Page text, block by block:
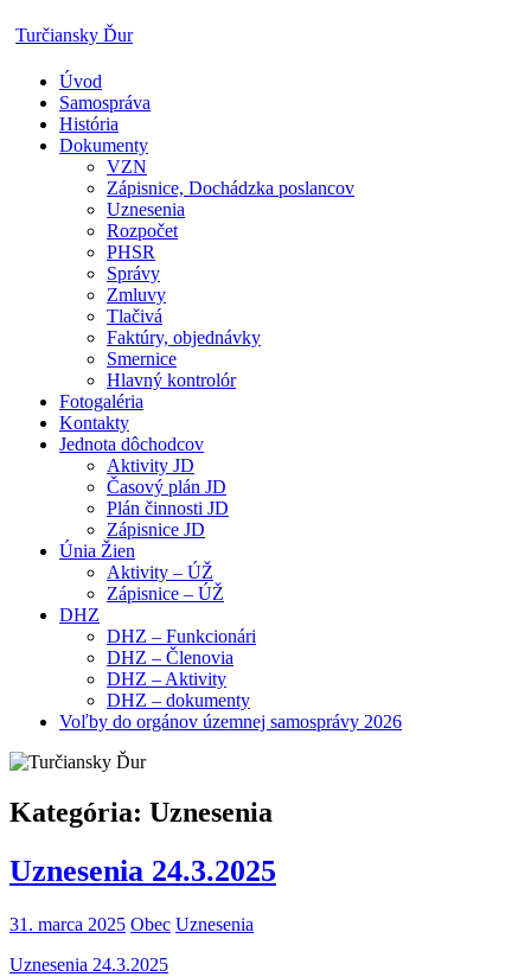
Skip
to
content
Turčiansky Ďur
Oficiálne
stránky
obce
Turčiansky
Úvod
Samospráva
História
Dokumenty
VZN
Zápisnice, Dochádzka poslancov
Uznesenia
Rozpočet
PHSR
Správy
Zmluvy
Tlačivá
Faktúry, objednávky
Smernice
Hlavný kontrolór
Fotogaléria
Kontakty
Jednota dôchodcov
Aktivity JD
Časový plán JD
Plán činnosti JD
Zápisnice JD
Únia Žien
Aktivity – ÚŽ
Zápisnice – ÚŽ
DHZ
DHZ – Funkcionári
DHZ – Členovia
DHZ – Aktivity
DHZ – dokumenty
Voľby do orgánov územnej samosprávy 2026
Kategória: Uznesenia
Uznesenia 24.3.2025
31. marca 2025 Obec Uznesenia
Uznesenia 24.3.2025